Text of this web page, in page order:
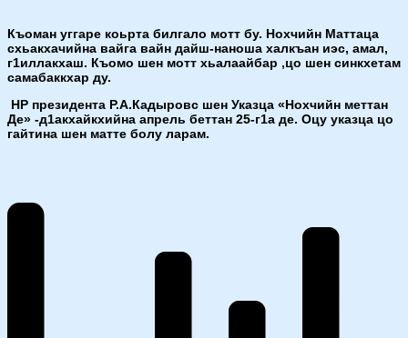
Къоман уггаре коьрта билгало мотт бу. Нохчийн Маттаца
схьакхачийна вайга вайн дайш-наноша халкъан иэс, амал,
г1иллакхаш. Къомо шен мотт хьалаайбар ,цо шен синкхетам
самабаккхар ду.
НР президента Р.А.Кадыровс шен Указца «Нохчийн меттан
Де» -д1акхайкхийна апрель беттан 25-г1а де. Оцу указца цо
гайтина шен матте болу ларам.